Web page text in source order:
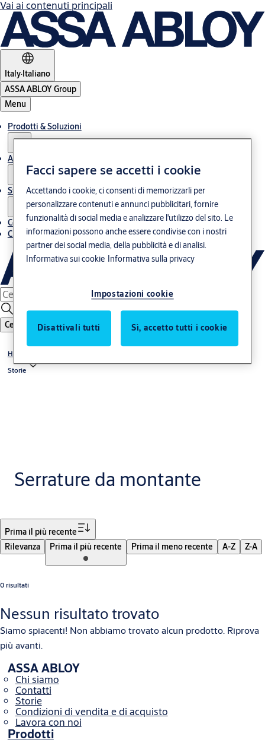
Vai ai contenuti principali
Italy·Italiano
ASSA ABLOY Group
Menu
Prodotti & Soluzioni
Assistenza post-vendita
Storie
Contatti
Chi siamo
Cerca
Home
Storie
Serrature da montante
Prima il più recente
Rilevanza
Prima il più recente Prima il meno recente A-Z Z-A
0 risultati
Nessun risultato trovato
Siamo spiacenti! Non abbiamo trovato alcun prodotto. Riprova
più avanti.
ASSA ABLOY
Chi siamo
Contatti
Storie
Condizioni di vendita e di acquisto
Lavora con noi
Prodotti
Facci sapere se accetti i cookie
Accettando i cookie, ci consenti di memorizzarli per
personalizzare contenuti e annunci pubblicitari, fornire
funzionalità di social media e analizzare l'utilizzo del sito. Le
informazioni possono anche essere condivise con i nostri
partner dei social media, della pubblicità e di analisi.
Informativa sui cookie Informativa sulla privacy
Impostazioni cookie
Disattivali tutti Sì, accetto tutti i cookie